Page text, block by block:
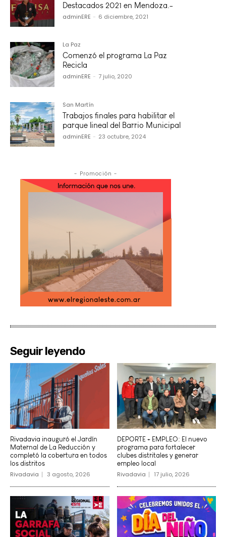
Destacados 2021 en Mendoza.-
adminERE - 6 diciembre, 2021
La Paz
Comenzó el programa La Paz
Recicla
adminERE - 7 julio, 2020
San Martín
Trabajos finales para habilitar el
parque lineal del Barrio Municipal
adminERE - 23 octubre, 2024
- Promoción -
Seguir leyendo
Rivadavia inauguró el Jardín
Maternal de La Reducción y
completó la cobertura en todos
los distritos
Rivadavia 3 agosto, 2026
DEPORTE + EMPLEO: El nuevo
programa para fortalecer
clubes distritales y generar
empleo local
Rivadavia 17 julio, 2026